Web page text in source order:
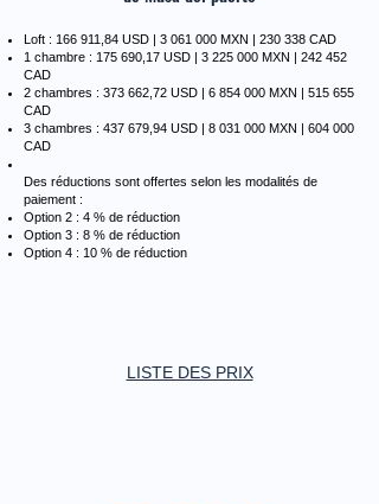
Loft : 166 911,84 USD | 3 061 000 MXN | 230 338 CAD
1 chambre : 175 690,17 USD | 3 225 000 MXN | 242 452
CAD
2 chambres : 373 662,72 USD | 6 854 000 MXN | 515 655
CAD
3 chambres : 437 679,94 USD | 8 031 000 MXN | 604 000
CAD
Des réductions sont offertes selon les modalités de
paiement :
Option 2 : 4 % de réduction
Option 3 : 8 % de réduction
Option 4 : 10 % de réduction
LISTE DES PRIX